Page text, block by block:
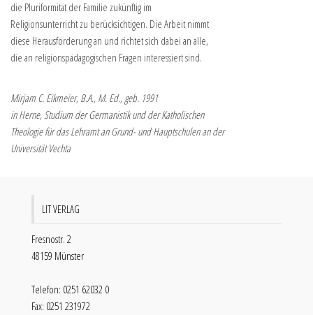
die Pluriformität der Familie zukünftig im
Religionsunterricht zu berücksichtigen. Die Arbeit nimmt
diese Herausforderung an und richtet sich dabei an alle,
die an religionspädagogischen Fragen interessiert sind.
Mirjam C. Eikmeier, B.A., M. Ed., geb. 1991
in Herne, Studium der Germanistik und der Katholischen
Theologie für das Lehramt an Grund- und Hauptschulen an der
Universität Vechta
LIT VERLAG
Fresnostr. 2
48159 Münster
Telefon: 0251 62032 0
Fax: 0251 231972